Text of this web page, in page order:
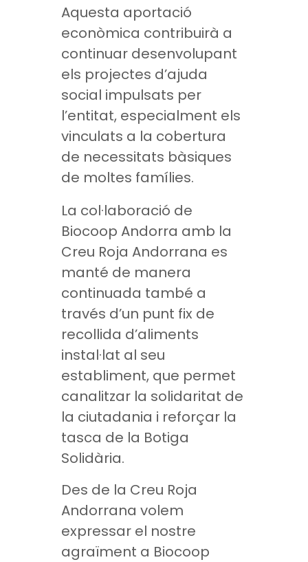
Aquesta aportació
econòmica contribuirà a
continuar desenvolupant
els projectes d’ajuda
social impulsats per
l’entitat, especialment els
vinculats a la cobertura
de necessitats bàsiques
de moltes famílies.
La col·laboració de
Biocoop Andorra amb la
Creu Roja Andorrana es
manté de manera
continuada també a
través d’un punt fix de
recollida d’aliments
instal·lat al seu
establiment, que permet
canalitzar la solidaritat de
la ciutadania i reforçar la
tasca de la Botiga
Solidària.
Des de la Creu Roja
Andorrana volem
expressar el nostre
agraïment a Biocoop